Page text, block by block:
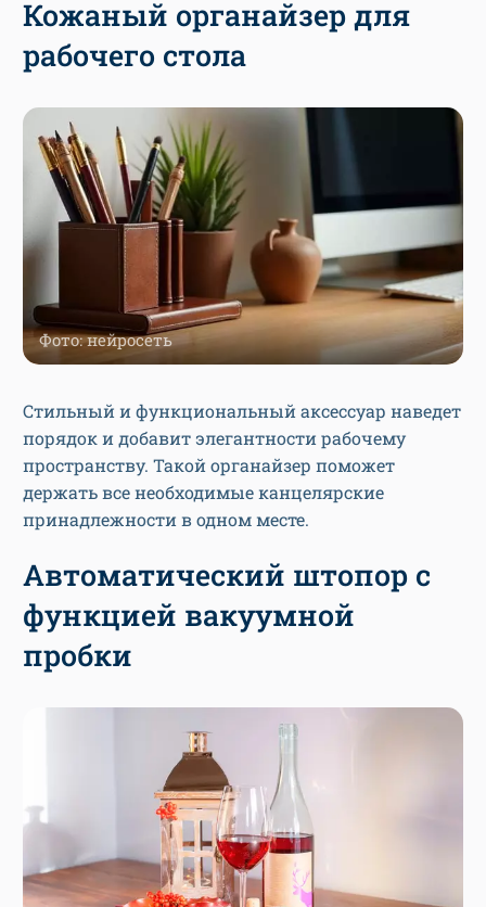
Кожаный органайзер для
рабочего стола
Фото: нейросеть
Стильный и функциональный аксессуар наведет
порядок и добавит элегантности рабочему
пространству. Такой органайзер поможет
держать все необходимые канцелярские
принадлежности в одном месте.
Автоматический штопор с
функцией вакуумной
пробки